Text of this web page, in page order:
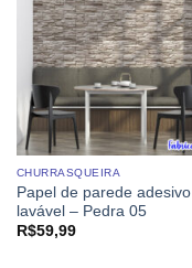
CHURRASQUEIRA
Papel de parede adesivo
lavável – Pedra 05
R$59,99